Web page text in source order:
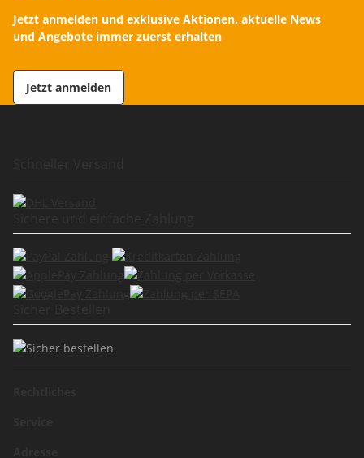
Jetzt anmelden und exklusive Aktionen, aktuelle News
und Angebote immer zuerst erhalten
Jetzt anmelden